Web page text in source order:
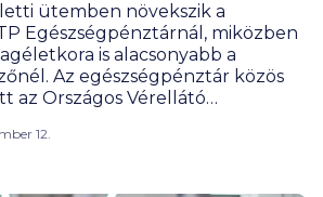
ütemben növekszik a
Egészségpénztárnál, miközben
is alacsonyabb a
Az egészségpénztár közös
az Országos Vérellátó
a figyelmet az
12.